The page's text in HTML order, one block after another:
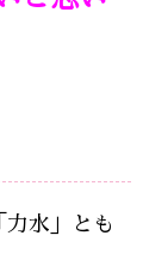
水」とも